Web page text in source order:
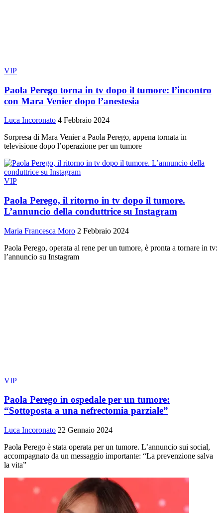
VIP
Paola Perego torna in tv dopo il tumore: l’incontro
con Mara Venier dopo l’anestesia
Luca Incoronato 4 Febbraio 2024
Sorpresa di Mara Venier a Paola Perego, appena tornata in
televisione dopo l’operazione per un tumore
VIP
Paola Perego, il ritorno in tv dopo il tumore.
L’annuncio della conduttrice su Instagram
Maria Francesca Moro 2 Febbraio 2024
Paola Perego, operata al rene per un tumore, è pronta a tornare in tv:
l’annuncio su Instagram
VIP
Paola Perego in ospedale per un tumore:
“Sottoposta a una nefrectomia parziale”
Luca Incoronato 22 Gennaio 2024
Paola Perego è stata operata per un tumore. L’annuncio sui social,
accompagnato da un messaggio importante: “La prevenzione salva
la vita”